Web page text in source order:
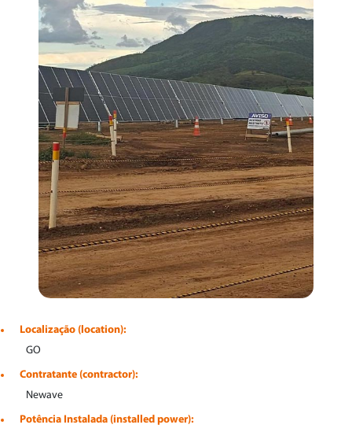
Localização (location):
GO
Contratante (contractor):
Newave
Potência Instalada (installed power):